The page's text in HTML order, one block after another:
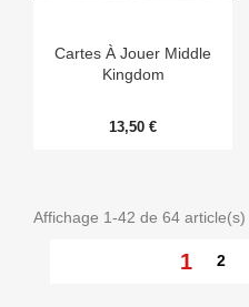
Cartes À Jouer Middle
Kingdom
13,50 €
Affichage 1-42 de 64 article(s)
1 2